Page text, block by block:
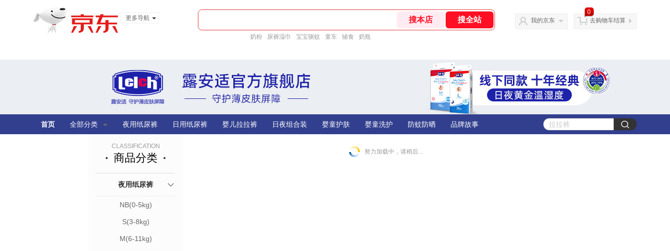
更多导航
奶粉 尿裤湿巾 宝宝驱蚊 童车 辅食 奶瓶
我的京东
0
去购物车结算
首页 全部分类 夜用纸尿裤 日用纸尿裤 婴儿拉拉裤 日夜组合装 婴童护肤 婴童洗护 防蚊防晒 品牌故事
CLASSIFICATION
商品分类
夜用纸尿裤
NB(0-5kg)
S(3-8kg)
M(6-11kg)
努力加载中，请稍后...